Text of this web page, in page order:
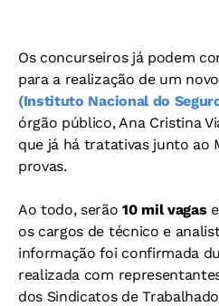
Os concurseiros já podem
para a realização de um
(Instituto Nacional do
órgão público, Ana Cristina
que já há tratativas junto ao
provas.
Ao todo, serão10 mil vagas
os cargos de técnico e
informação foi confirmada
realizada com
dos Sindicatos de